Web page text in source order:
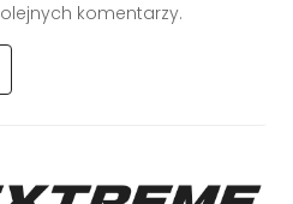
komentarzy.